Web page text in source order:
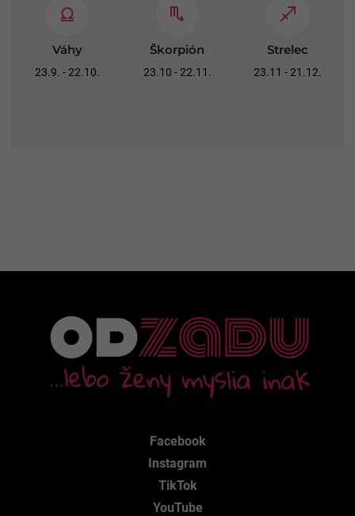
Váhy
23.9. - 22.10.
Škorpión
23.10 - 22.11.
Strelec
23.11 - 21.12.
Facebook
Instagram
TikTok
YouTube